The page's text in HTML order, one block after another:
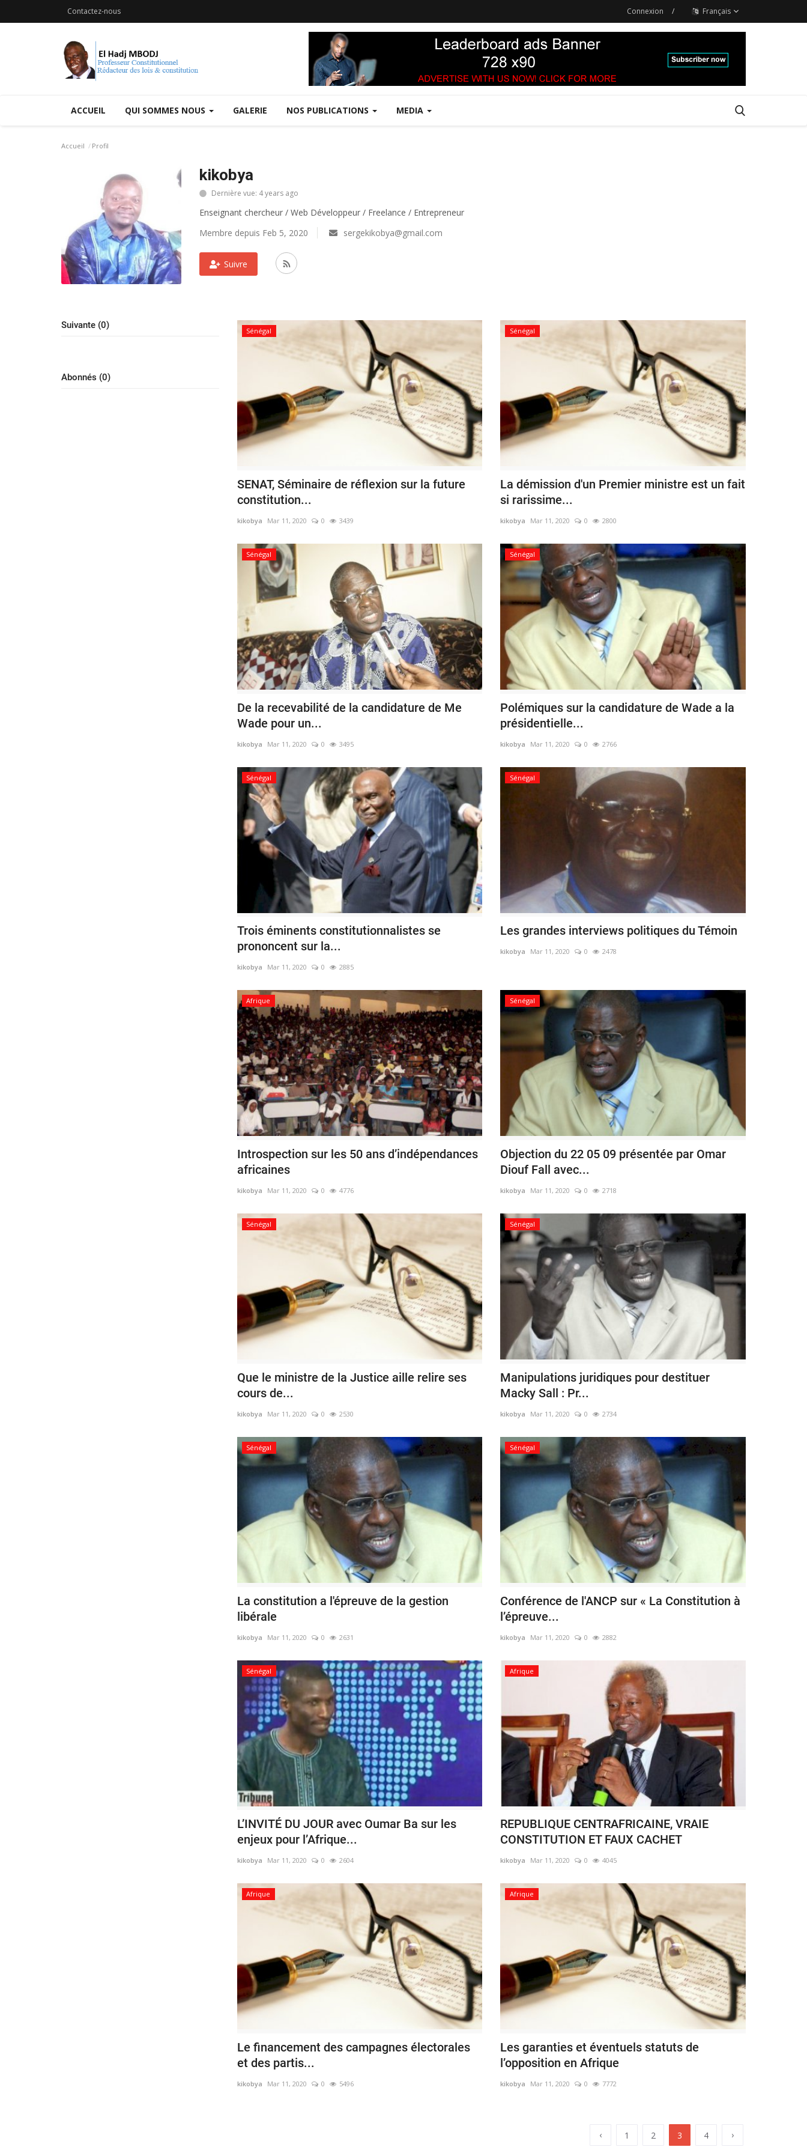
Contactez-nous Connexion / Français
ACCUEIL QUI SOMMES NOUS GALERIE NOS PUBLICATIONS MEDIA
Accueil Profil
kikobya
Dernière vue: 4 years ago
Enseignant chercheur / Web Développeur / Freelance / Entrepreneur
Membre depuis Feb 5, 2020
sergekikobya@gmail.com
Suivre
Suivante (0)
Abonnés (0)
Sénégal
SENAT, Séminaire de réflexion sur la future
constitution...
kikobya Mar 11, 2020 0 3439
Sénégal
La démission d'un Premier ministre est un fait
si rarissime...
kikobya Mar 11, 2020 0 2800
Sénégal
De la recevabilité de la candidature de Me
Wade pour un...
kikobya Mar 11, 2020 0 3495
Sénégal
Polémiques sur la candidature de Wade a la
présidentielle...
kikobya Mar 11, 2020 0 2766
Sénégal
Trois éminents constitutionnalistes se
prononcent sur la...
kikobya Mar 11, 2020 0 2885
Sénégal
Les grandes interviews politiques du Témoin
kikobya Mar 11, 2020 0 2478
Afrique
Introspection sur les 50 ans d’indépendances
africaines
kikobya Mar 11, 2020 0 4776
Sénégal
Objection du 22 05 09 présentée par Omar
Diouf Fall avec...
kikobya Mar 11, 2020 0 2718
Sénégal
Que le ministre de la Justice aille relire ses
cours de...
kikobya Mar 11, 2020 0 2530
Sénégal
Manipulations juridiques pour destituer
Macky Sall : Pr...
kikobya Mar 11, 2020 0 2734
Sénégal
La constitution a l'épreuve de la gestion
libérale
kikobya Mar 11, 2020 0 2631
Sénégal
Conférence de l'ANCP sur « La Constitution à
l’épreuve...
kikobya Mar 11, 2020 0 2882
Sénégal
L’INVITÉ DU JOUR avec Oumar Ba sur les
enjeux pour l’Afrique...
kikobya Mar 11, 2020 0 2604
Afrique
REPUBLIQUE CENTRAFRICAINE, VRAIE
CONSTITUTION ET FAUX CACHET
kikobya Mar 11, 2020 0 4045
Afrique
Le financement des campagnes électorales
et des partis...
kikobya Mar 11, 2020 0 5496
Afrique
Les garanties et éventuels statuts de
l’opposition en Afrique
kikobya Mar 11, 2020 0 7772
‹ 1 2 3 4 ›